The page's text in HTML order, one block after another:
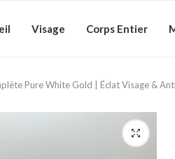
Visage Corps Entier
Pure White Gold | Éclat Visage &